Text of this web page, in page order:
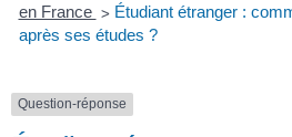
en France > Étudiant étranger :
après ses études ?
Question-réponse